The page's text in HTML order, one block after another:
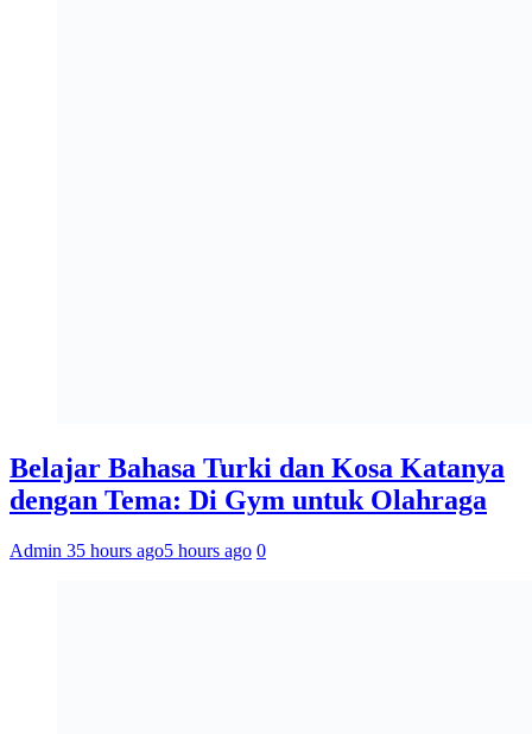
Belajar Bahasa Turki dan Kosa Katanya
dengan Tema: Di Gym untuk Olahraga
Admin 35 hours ago5 hours ago 0